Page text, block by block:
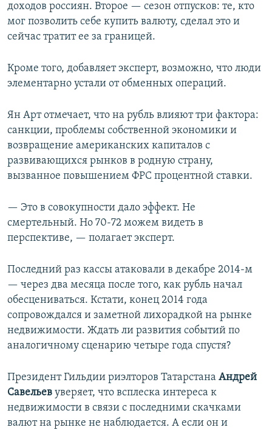
доходов россиян. Второе — сезон отпусков: те, кто
мог позволить себе купить валюту, сделал это и
сейчас тратит ее за границей.
Кроме того, добавляет эксперт, возможно, что люди
элементарно устали от обменных операций.
Ян Арт отмечает, что на рубль влияют три фактора:
санкции, проблемы собственной экономики и
возвращение американских капиталов с
развивающихся рынков в родную страну,
вызванное повышением ФРС процентной ставки.
— Это в совокупности дало эффект. Не
смертельный. Но 70-72 можем видеть в
перспективе, — полагает эксперт.
Последний раз кассы атаковали в декабре 2014-м
— через два месяца после того, как рубль начал
обесцениваться. Кстати, конец 2014 года
сопровождался и заметной лихорадкой на рынке
недвижимости. Ждать ли развития событий по
аналогичному сценарию четыре года спустя?
Президент Гильдии риэлторов Татарстана Андрей
Савельев уверяет, что всплеска интереса к
недвижимости в связи с последними скачками
валют на рынке не наблюдается. А если он и